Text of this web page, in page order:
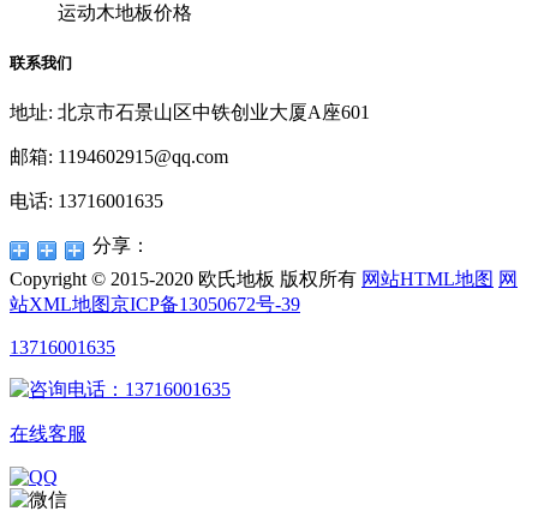
运动木地板价格
联系我们
地址: 北京市石景山区中铁创业大厦A座601
邮箱: 1194602915@qq.com
电话: 13716001635
分享：
Copyright © 2015-2020 欧氏地板 版权所有 网站HTML地图 网
站XML地图京ICP备13050672号-39
13716001635
在线客服